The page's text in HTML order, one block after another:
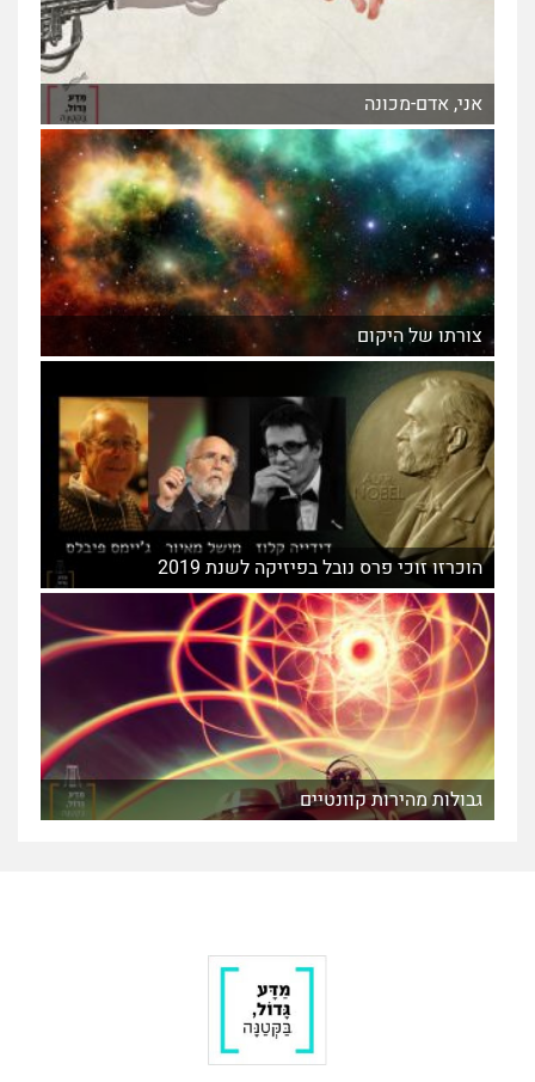
אני, אדם-מכונה
צורתו של היקום
הוכרזו זוכי פרס נובל בפיזיקה לשנת 2019
גבולות מהירות קוונטיים